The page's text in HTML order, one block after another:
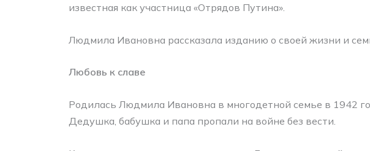
известная как участница «Отрядов Путина».
Людмила Ивановна рассказала изданию о своей жизни и
Любовь к славе
Родилась Людмила Ивановна в многодетной семье в 1942
Дедушка, бабушка и папа пропали на войне без вести.